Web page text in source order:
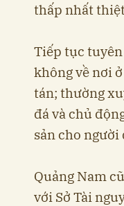
thấp nhất
Tiếp tục
không về nơi
tán; thường
đá và chủ
sản cho người
Quảng Nam
với Sở Tài